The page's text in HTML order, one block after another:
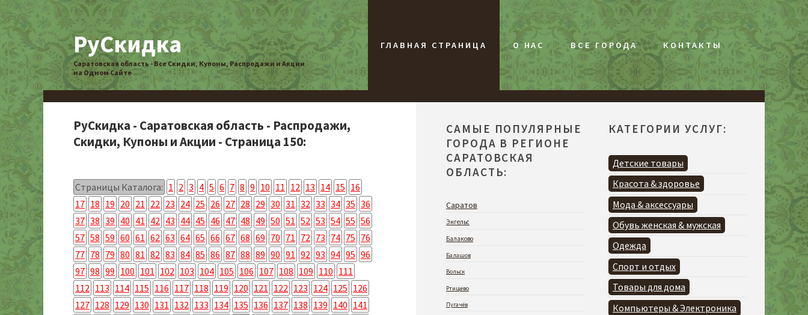
РуСкидка
Саратовская область - Все Скидки, Купоны, Распродажи и Акции
на Одном Сайте
ГЛАВНАЯ СТРАНИЦА О НАС ВСЕ ГОРОДА КОНТАКТЫ
РуСкидка - Саратовская область - Распродажи,
Скидки, Купоны и Акции - Страница 150:
Страницы Каталога: 1 2 3 4 5 6 7 8 9 10 11 12 13 14 15 16
17 18 19 20 21 22 23 24 25 26 27 28 29 30 31 32 33 34 35 36
37 38 39 40 41 42 43 44 45 46 47 48 49 50 51 52 53 54 55 56
57 58 59 60 61 62 63 64 65 66 67 68 69 70 71 72 73 74 75 76
77 78 79 80 81 82 83 84 85 86 87 88 89 90 91 92 93 94 95 96
97 98 99 100 101 102 103 104 105 106 107 108 109 110 111
112 113 114 115 116 117 118 119 120 121 122 123 124 125 126
127 128 129 130 131 132 133 134 135 136 137 138 139 140 141
САМЫЕ ПОПУЛЯРНЫЕ
ГОРОДА В РЕГИОНЕ
САРАТОВСКАЯ
ОБЛАСТЬ:
Саратов
Энгельс
Балаково
Балашов
Вольск
Ртищево
Пугачёв
КАТЕГОРИИ УСЛУГ:
Детские товары
Красота & здоровье
Мода & аксессуары
Обувь женская & мужская
Одежда
Спорт и отдых
Товары для дома
Компьютеры & Электроника